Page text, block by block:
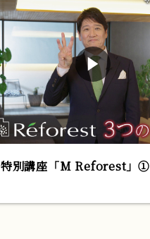
特別講座「M Reforest」①